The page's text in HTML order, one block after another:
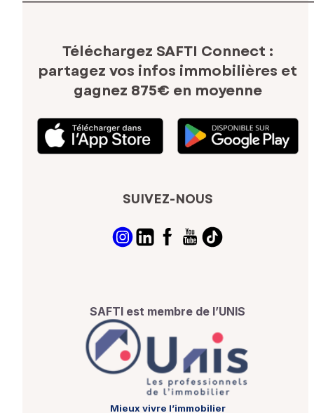
Téléchargez SAFTI Connect :
partagez vos infos immobilières et
gagnez 875€ en moyenne
SUIVEZ-NOUS
SAFTI est membre de l’UNIS
Mieux vivre l’immobilier